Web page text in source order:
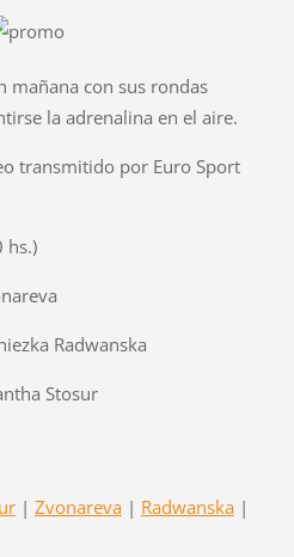
mañana con sus rondas
la adrenalina en el aire.
transmitido por Euro Sport
hs.)
Radwanska
Stosur
| Zvonareva | Radwanska |